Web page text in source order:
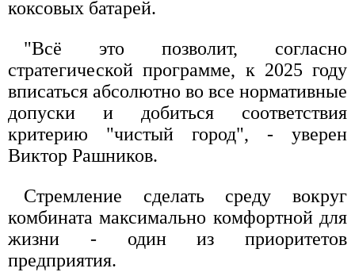
коксовых батарей.
"Всё это позволит, согласно
стратегической программе, к 2025 году
вписаться абсолютно во все нормативные
допуски и добиться соответствия
критерию "чистый город", - уверен
Виктор Рашников.
Стремление сделать среду вокруг
комбината максимально комфортной для
жизни - один из приоритетов
предприятия.